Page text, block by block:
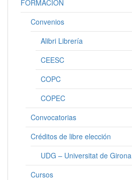
FORMACIÓN
Convenios
Alibri Librería
CEESC
COPC
COPEC
Convocatorias
Créditos de libre elección
UDG – Universitat de Girona
Cursos